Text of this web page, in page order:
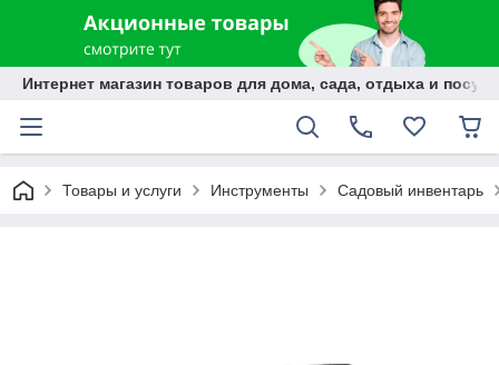
Интернет магазин товаров для дома, сада, отдыха и
Товары и услуги Инструменты Садовый инвентарь